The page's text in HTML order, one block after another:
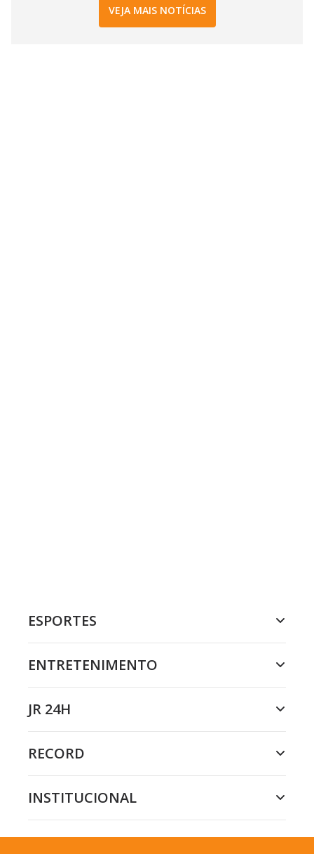
VEJA MAIS NOTÍCIAS
ESPORTES
ENTRETENIMENTO
JR 24H
RECORD
INSTITUCIONAL